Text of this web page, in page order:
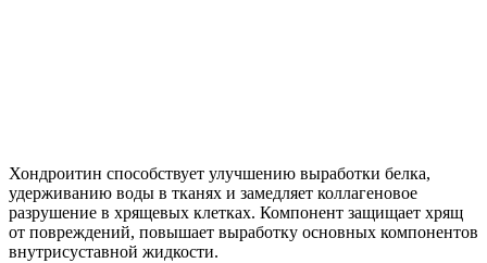
Хондроитин способствует улучшению выработки белка,
удерживанию воды в тканях и замедляет коллагеновое
разрушение в хрящевых клетках. Компонент защищает хрящ
от повреждений, повышает выработку основных компонентов
внутрисуставной жидкости.